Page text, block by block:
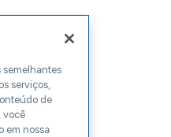
semelhantes
serviços,
de
você
em nossa